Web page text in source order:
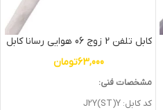
کابل تلفن 2 زوج 06 هوایی رسانا کابل
63,000تومان
مشخصات فنی:
کد کابل: J2Y(ST)Y